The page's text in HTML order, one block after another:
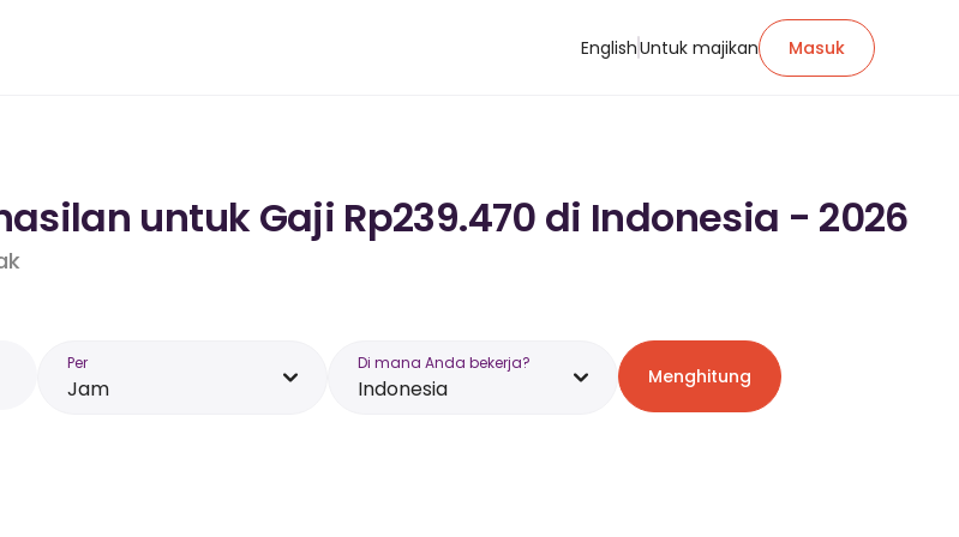
EnglishUntuk majikan Masuk
untuk Gaji Rp239.470 di Indonesia - 2026
Per
Jam
Di mana Anda bekerja?
Indonesia Menghitung